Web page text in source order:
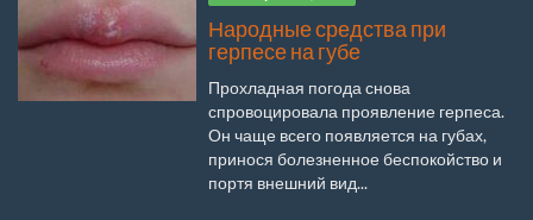
Народные средства при
герпесе на губе
Прохладная погода снова
спровоцировала проявление герпеса.
Он чаще всего появляется на губах,
принося болезненное беспокойство и
портя внешний вид...